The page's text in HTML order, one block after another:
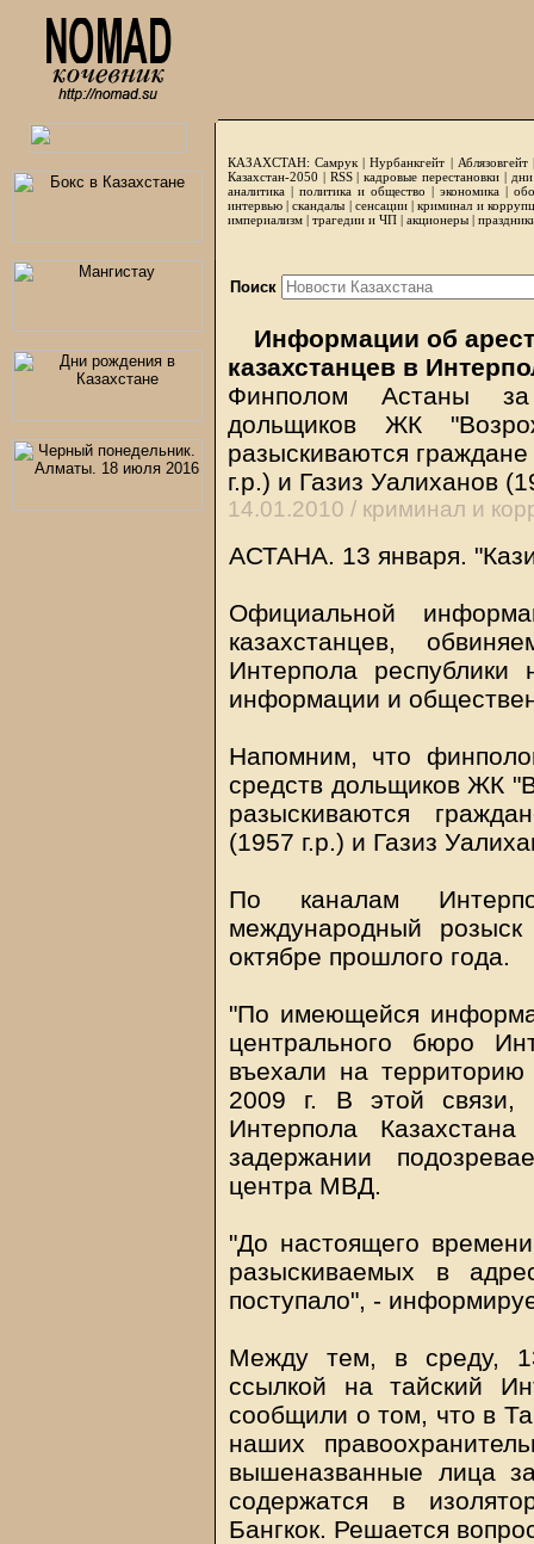
КАЗАХСТАН: Самрук |Нурбанкгейт | Аблязовгейт
Казахстан-2050 | RSS|кадровые перестановки|
аналитика | политика и общество | экономика |
интервью |скандалы | сенсации|криминал и
империализм | трагедии и ЧП | акционеры |
Поиск
Информации об
казахстанцев в
Финполом Астаны
дольщиков ЖК
разыскиваются
г.р.) и Газиз Уалиханов
14.01.2010 / криминал и
АСТАНА. 13 января.
Официальной
казахстанцев,
Интерпола
информации и
Напомним, что
средств дольщиков ЖК
разыскиваются
(1957 г.р.) и Газиз
По каналам
международный
октябре прошлого года.
"По имеющейся
центрального бюро
въехали на
2009 г. В этой связи,
Интерпола
задержании
центра МВД.
"До настоящего
разыскиваемых в
поступало", -
Между тем, в среду,
ссылкой на тайский
сообщили о том, что в
наших
вышеназванные лица
содержатся в
Бангкок. Решается